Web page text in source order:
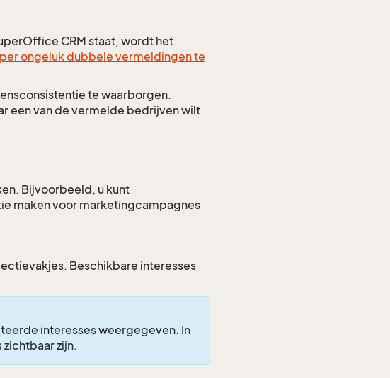
CRM staat, wordt het
per ongeluk dubbele vermeldingen te
te waarborgen.
een van de vermelde bedrijven wilt
Bijvoorbeeld, u kunt
maken voor marketingcampagnes
Beschikbare interesses
interesses weergegeven. In
zijn.